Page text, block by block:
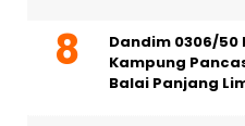
Dandim 0306/50
Kampung
Balai Panjang